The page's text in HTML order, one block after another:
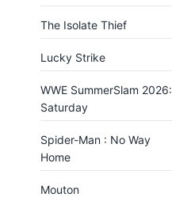
The Isolate Thief
Lucky Strike
WWE SummerSlam 2026:
Saturday
Spider-Man : No Way
Home
Mouton